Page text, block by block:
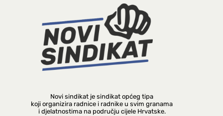
Novi sindikat je sindikat općeg tipa
koji organizira radnice i radnike u svim granama
i djelatnostima na području cijele Hrvatske.